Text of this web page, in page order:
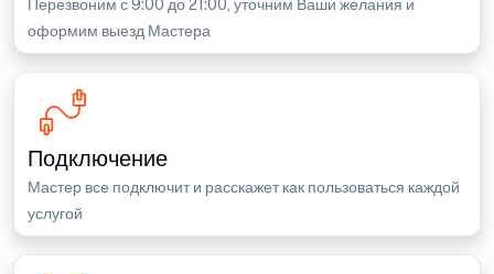
Перезвоним с 9:00 до 21:00, уточним Ваши желания и
оформим выезд Мастера
Подключение
Мастер все подключит и расскажет как пользоваться каждой
услугой